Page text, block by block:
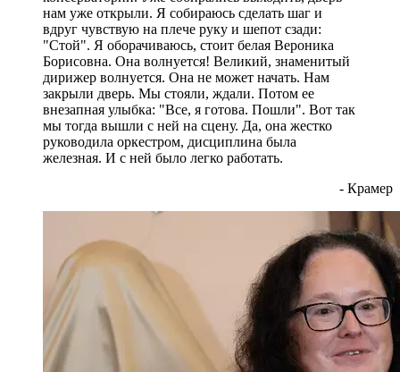
нам уже открыли. Я собираюсь сделать шаг и
вдруг чувствую на плече руку и шепот сзади:
"Стой". Я оборачиваюсь, стоит белая Вероника
Борисовна. Она волнуется! Великий, знаменитый
дирижер волнуется. Она не может начать. Нам
закрыли дверь. Мы стояли, ждали. Потом ее
внезапная улыбка: "Все, я готова. Пошли". Вот так
мы тогда вышли с ней на сцену. Да, она жестко
руководила оркестром, дисциплина была
железная. И с ней было легко работать.
- Крамер